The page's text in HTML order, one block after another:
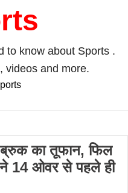
to know about Sports .
videos and more.
ब्रुक का तूफान, फिल
ने 14 ओवर से पहले ही